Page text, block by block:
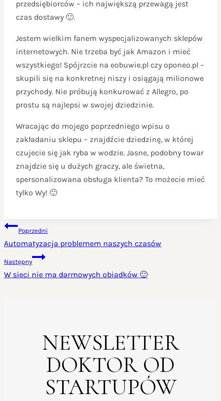
przedsiębiorców – ich największą przewagą jest
czas dostawy 🙂.
Jestem wielkim fanem wyspecjalizowanych sklepów
internetowych. Nie trzeba być jak Amazon i mieć
wszystkiego! Spójrzcie na eobuwie.pl czy oponeo.pl –
skupili się na konkretnej niszy i osiągają milionowe
przychody. Nie próbują konkurować z Allegro, po
prostu są najlepsi w swojej dziedzinie.
Wracając do mojego poprzedniego wpisu o
zakładaniu sklepu – znajdźcie dziedzinę, w której
czujecie się jak ryba w wodzie. Jasne, podobny towar
znajdzie się u dużych graczy, ale świetna,
spersonalizowana obsługa klienta? To możecie mieć
tylko Wy! 🙂
NAWIGACJA
WPISU
Poprzedni
Automatyzacja problemem naszych czasów
Następny
W sieci nie ma darmowych obiadków 🙂
NEWSLETTER
DOKTOR OD
STARTUPÓW